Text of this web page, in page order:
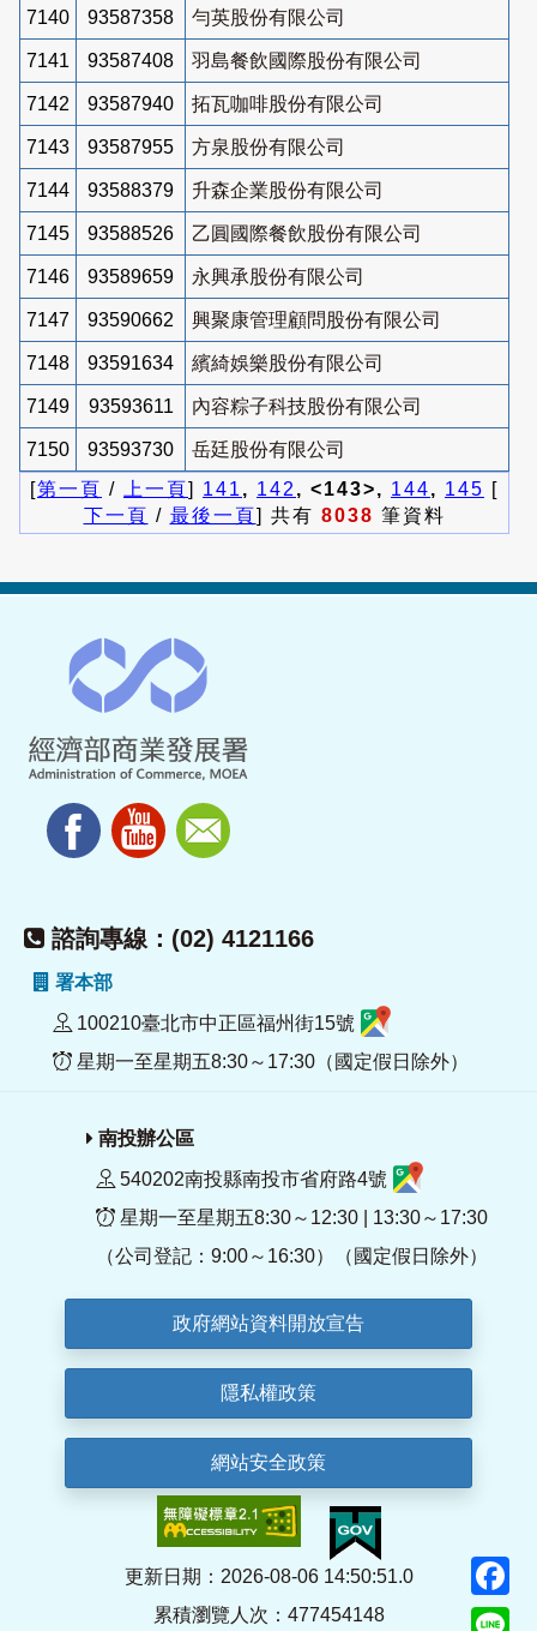
7140 93587358 勻英股份有限公司
7141 93587408 羽島餐飲國際股份有限公司
7142 93587940 拓瓦咖啡股份有限公司
7143 93587955 方泉股份有限公司
7144 93588379 升森企業股份有限公司
7145 93588526 乙圓國際餐飲股份有限公司
7146 93589659 永興承股份有限公司
7147 93590662 興聚康管理顧問股份有限公司
7148 93591634 繽綺娛樂股份有限公司
7149 93593611 內容粽子科技股份有限公司
7150 93593730
岳廷股份有限公司
[第一頁 / 上一頁] 141 , 142 , <143>, 144, 145 [
下一頁 / 最後一頁] 共有 8038 筆資料
諮詢專線：(02) 4121166
署本部
100210臺北市中正區福州街15號
星期一至星期五8:30～17:30（國定假日除外）
南投辦公區
540202南投縣南投市省府路4號
星期一至星期五8:30～12:30 | 13:30～17:30
（公司登記：9:00～16:30）（國定假日除外）
政府網站資料開放宣告
隱私權政策
網站安全政策
更新日期：2026-08-06 14:50:51.0
累積瀏覽人次：477454148